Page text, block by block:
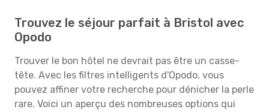
Trouvez le séjour parfait à Bristol avec
Opodo
Trouver le bon hôtel ne devrait pas être un casse-
tête. Avec les filtres intelligents d'Opodo, vous
pouvez affiner votre recherche pour dénicher la perle
rare. Voici un aperçu des nombreuses options qui